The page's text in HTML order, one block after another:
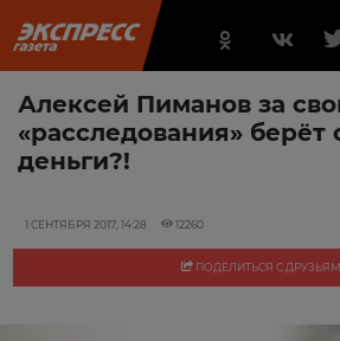
Алексей Пиманов за
«расследования» берёт
деньги?!
1 СЕНТЯБРЯ 2017, 14:28 12260
ПОДЕЛИТЬСЯ С